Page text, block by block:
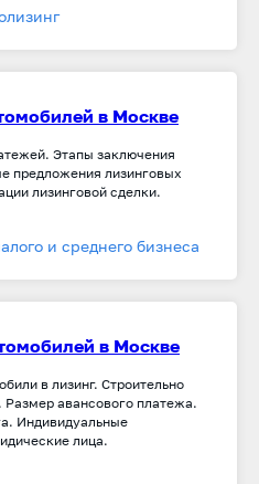
в Москве
Этапы заключения
предложения лизинговых
лизинговой сделки.
и среднего бизнеса
в Москве
в лизинг. Строительно
Размер авансового платежа.
Индивидуальные
лица.